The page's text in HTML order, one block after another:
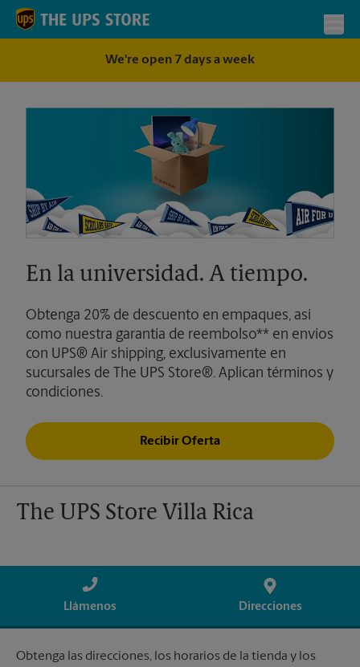
Skip to content
Return to Nav
We're open 7 days a week
En la universidad. A tiempo.
Obtenga 20% de descuento en empaques, así
como nuestra garantía de reembolso** en envíos
con UPS® Air shipping, exclusivamente en
sucursales de The UPS Store®. Aplican términos y
condiciones.
Recibir Oferta
The UPS Store Villa Rica
Llámenos Direcciones
Obtenga las direcciones, los horarios de la tienda y los